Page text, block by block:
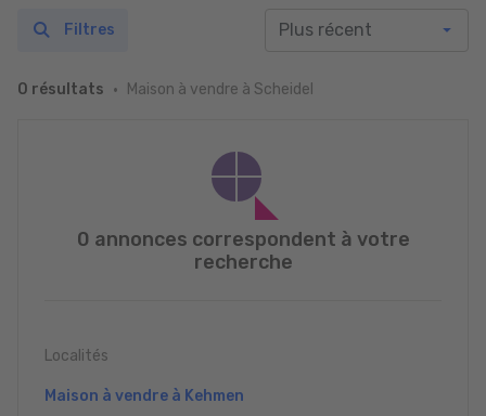
0 résultats Maison à vendre à Scheidel
Filtres
0 annonces correspondent à votre
recherche
Localités
Maison à vendre à Kehmen